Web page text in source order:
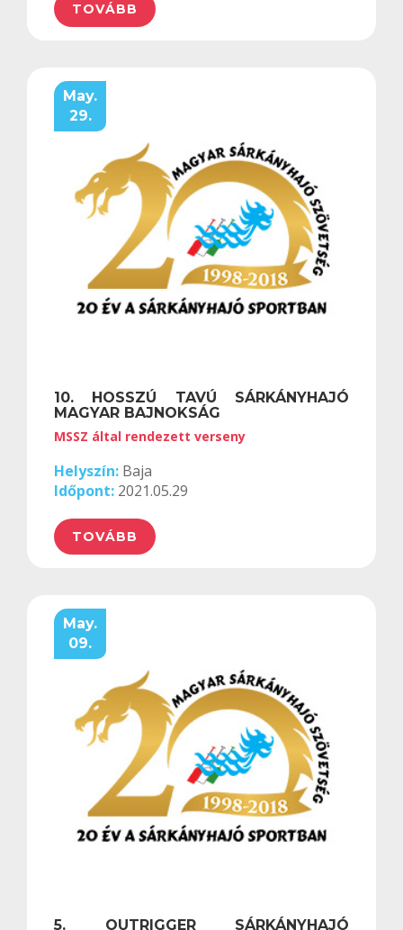
TOVÁBB
May.
29.
10. HOSSZÚ TAVÚ SÁRKÁNYHAJÓ
MAGYAR BAJNOKSÁG
MSSZ által rendezett verseny
Helyszín: Baja
Időpont: 2021.05.29
TOVÁBB
May.
09.
5. OUTRIGGER SÁRKÁNYHAJÓ